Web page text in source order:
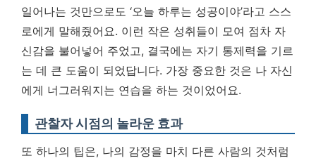
일어나는 것만으로도 ‘오늘 하루는 성공이야’라고 스스
로에게 말해줬어요. 이런 작은 성취들이 모여 점차 자
신감을 불어넣어 주었고, 결국에는 자기 통제력을 기르
는 데 큰 도움이 되었답니다. 가장 중요한 것은 나 자신
에게 너그러워지는 연습을 하는 것이었어요.
관찰자 시점의 놀라운 효과
또 하나의 팁은, 나의 감정을 마치 다른 사람의 것처럼